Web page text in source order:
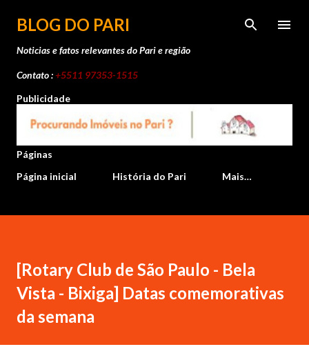
Pular para o conteúdo principal
BLOG DO PARI
Noticias e fatos relevantes do Pari e região
Contato :+5511 97353-1515
Publicidade
Páginas
Página inicial
História do Pari Mais…
[Rotary Club de São Paulo - Bela
Vista - Bixiga] Datas comemorativas
da semana